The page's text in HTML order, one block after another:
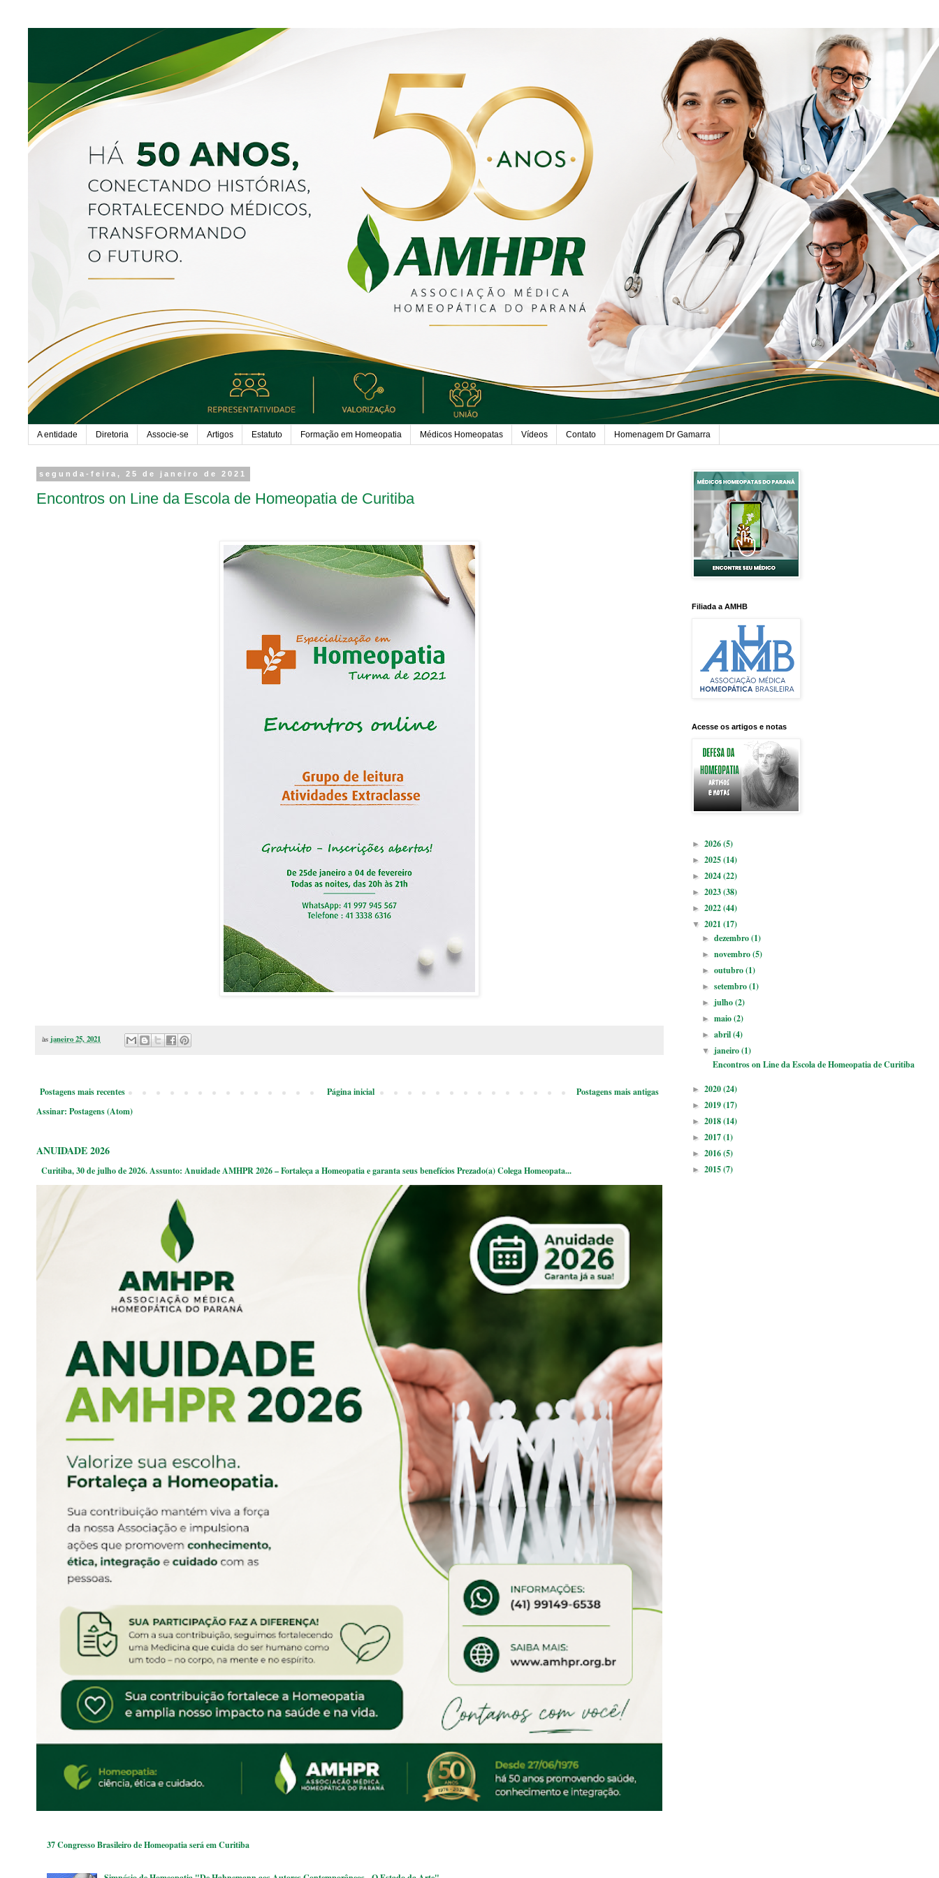
A entidade Diretoria Associe-se Artigos Estatuto Formação em Homeopatia Médicos Homeopatas Vídeos Contato Homenagem Dr Gamarra
segunda-feira, 25 de janeiro de 2021
Encontros on Line da Escola de Homeopatia de Curitiba
àsjaneiro 25, 2021
Postagens mais recentes Postagens mais antigas
Página inicial
Assinar: Postagens (Atom)
ANUIDADE 2026
Curitiba, 30 de julho de 2026. Assunto: Anuidade AMHPR 2026 – Fortaleça a Homeopatia e garanta seus benefícios Prezado(a) Colega Homeopata...
37 Congresso Brasileiro de Homeopatia será em Curitiba
Filiada a AMHB
Acesse os artigos e notas
► 2026(5)
► 2025(14)
► 2024(22)
► 2023(38)
► 2022(44)
▼ 2021 (17)
►dezembro(1)
►novembro(5)
►outubro(1)
►setembro(1)
►julho(2)
►maio(2)
►abril(4)
▼janeiro(1)
Encontros on Line da Escola de Homeopatia de Curitiba
► 2020(24)
► 2019(17)
► 2018(14)
► 2017(1)
► 2016(5)
► 2015(7)